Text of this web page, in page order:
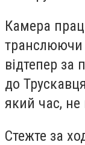
Камера
транслюючи
відтепер за
до
який час, не
Стежте за